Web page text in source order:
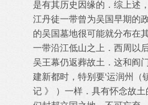
是有其历史因缘的．综上述
江丹徒一带曾为吴国早期的
的吴国墓地很可能就分布在
一带沿江低山之上．西周以
吴王幕仍返葬故土．这和阎
建新都时，特别要‘运润州（
记 》 ）一样．具有怀念故